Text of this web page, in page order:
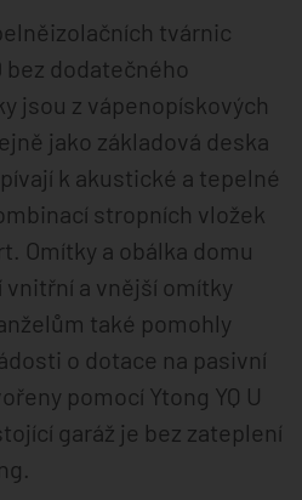
tvárnic
bez dodatečného
jsou z vápenopískových
jako základová deska
k akustické a tepelné
stropních vložek
Omítky a obálka domu
a vnější omítky
také pomohly
o dotace na pasivní
pomocí Ytong YQ U
garáž je bez zateplení